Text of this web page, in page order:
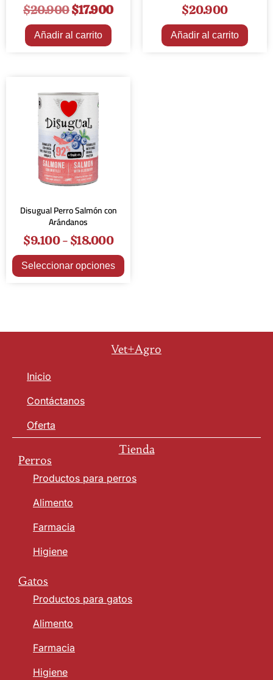
$20.900$17.900
Añadir al carrito
$20.900
Añadir al carrito
Disugual Perro Salmón con
Arándanos
$9.100-$18.000
Seleccionar opciones
Vet+Agro
Inicio
Contáctanos
Oferta
Tienda
Perros
Productos para perros
Alimento
Farmacia
Higiene
Gatos
Productos para gatos
Alimento
Farmacia
Higiene